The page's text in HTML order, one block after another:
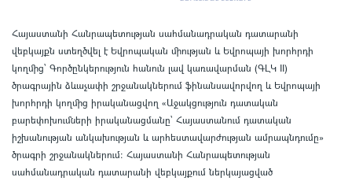
Հայաստանի Հանրապետության սահմանադրական դատարանի
վեբկայքն ստեղծվել է Եվրոպական միության և Եվրոպայի խորհրդի
կողմից՝ Գործընկերություն հանուն լավ կառավարման (ԳԼԿ II)
ծրագրային ձևաչափի շրջանակներում ֆինանսավորվող և Եվրոպայի
խորհրդի կողմից իրականացվող «Աջակցություն դատական
բարեփոխումների իրականացմանը` Հայաստանում դատական
իշխանության անկախության և արհեստավարժության ամրապնդումը»
ծրագրի շրջանակներում: Հայաստանի Հանրապետության
սահմանադրական դատարանի վեբկայքում ներկայացված